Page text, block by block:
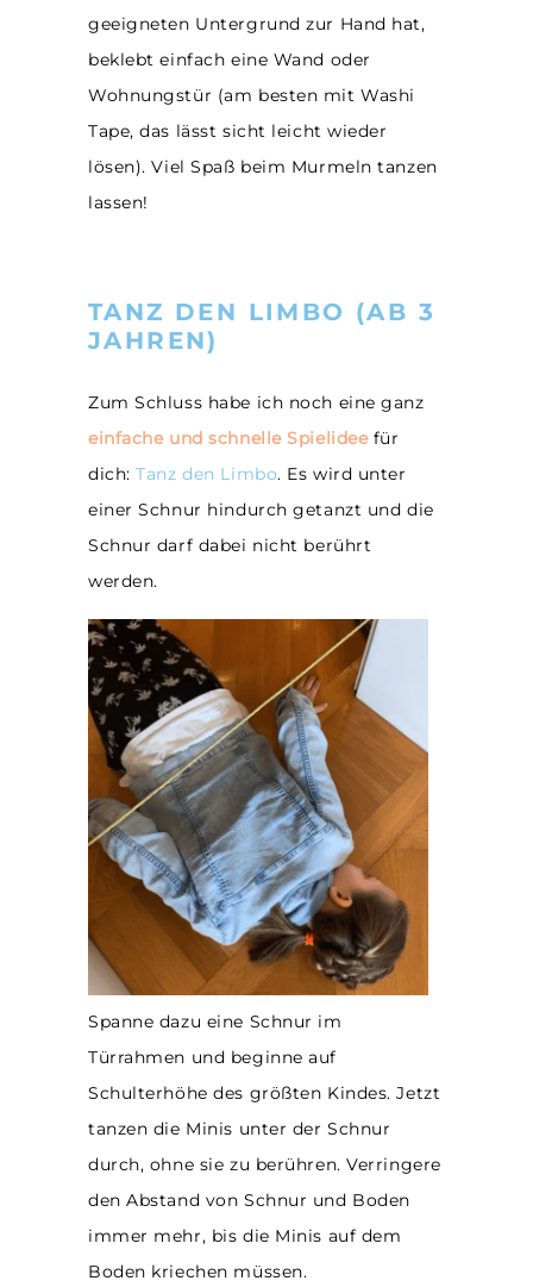
geeigneten Untergrund zur Hand hat,
beklebt einfach eine Wand oder
Wohnungstür (am besten mit Washi
Tape, das lässt sicht leicht wieder
lösen). Viel Spaß beim Murmeln tanzen
lassen!
TANZ DEN LIMBO (AB 3
JAHREN)
Zum Schluss habe ich noch eine ganz
einfache und schnelle Spielideefür
dich:Tanz den Limbo. Es wird unter
einer Schnur hindurch getanzt und die
Schnur darf dabei nicht berührt
werden.
Spanne dazu eine Schnur im
Türrahmen und beginne auf
Schulterhöhe des größten Kindes. Jetzt
tanzen die Minis unter der Schnur
durch, ohne sie zu berühren. Verringere
den Abstand von Schnur und Boden
immer mehr, bis die Minis auf dem
Boden kriechen müssen.